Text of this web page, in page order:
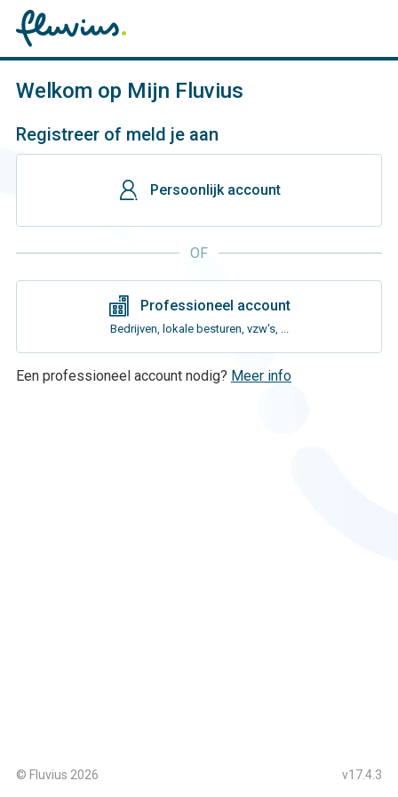
Welkom op Mijn Fluvius
Registreer of meld je aan
gebruiker Persoonlijk account
OF
gebouwen Professioneel account
Bedrijven, lokale besturen, vzw's, ...
Een professioneel account nodig? Meer info
© Fluvius 2026 v17.4.3